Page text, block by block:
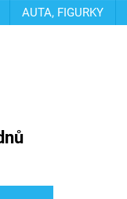
AUTA, FIGURKY